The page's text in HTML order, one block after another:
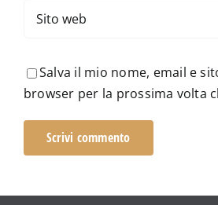
Salva il mio nome, email e
browser per la prossima volta